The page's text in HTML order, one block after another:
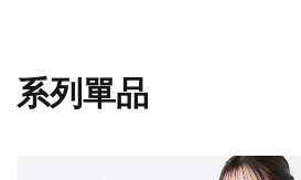
系列單品